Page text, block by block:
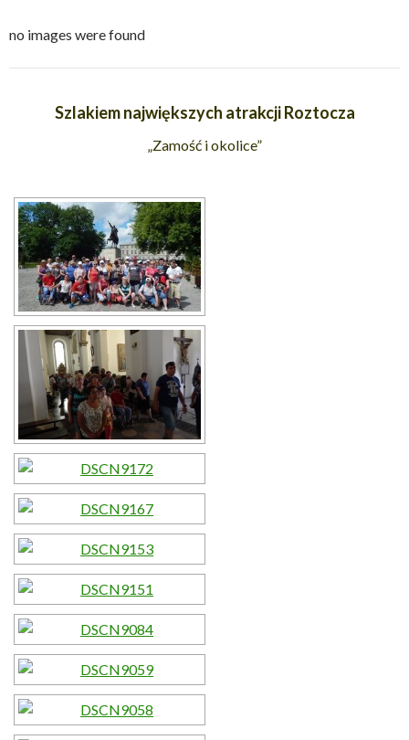
no images were found
Szlakiem największych atrakcji Roztocza
„Zamość i okolice”